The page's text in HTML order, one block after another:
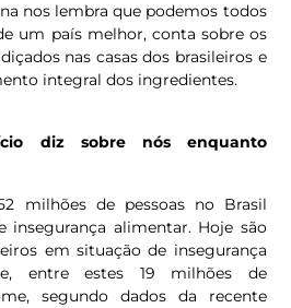
nos lembra que podemos todos
um país melhor, conta sobre os
nas casas dos brasileiros e
integral dos ingredientes.
diz sobre nós enquanto
milhões de pessoas no Brasil
insegurança alimentar. Hoje são
em situação de insegurança
entre estes 19 milhões de
segundo dados da recente